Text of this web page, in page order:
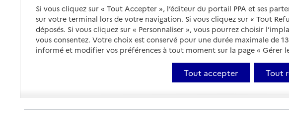
Si vous cliquez sur « Tout Accepter », l’éditeur du portail PPA et ses
sur votre terminal lors de votre navigation. Si vous cliquez sur « Tout
déposés. Si vous cliquez sur « Personnaliser », vous pourrez choisir
vous consentez. Votre choix est conservé pour une durée maximale de
informé et modifier vos préférences à tout moment sur la page « Gérer
Tout accepter Tout